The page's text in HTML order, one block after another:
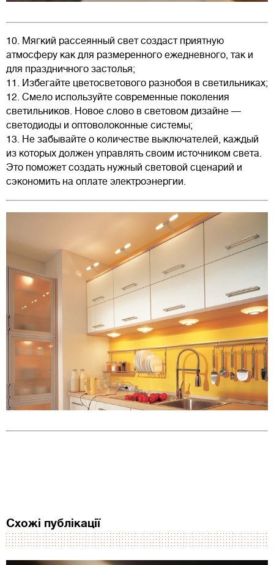
10. Мягкий рассеянный свет создаст приятную
атмосферу как для размеренного ежедневного, так и
для праздничного застолья;
11. Избегайте цветосветового разнобоя в светильниках;
12. Смело используйте современные поколения
светильников. Новое слово в световом дизайне —
светодиоды и оптоволоконные системы;
13. Не забывайте о количестве выключателей, каждый
из которых должен управлять своим источником света.
Это поможет создать нужный световой сценарий и
сэкономить на оплате электроэнергии.
Схожі публікації